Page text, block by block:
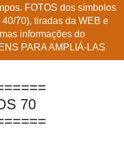
FOTOS dos símbolos
70), tiradas da WEB e
informações do
PARA AMPLIÁ-LAS
70